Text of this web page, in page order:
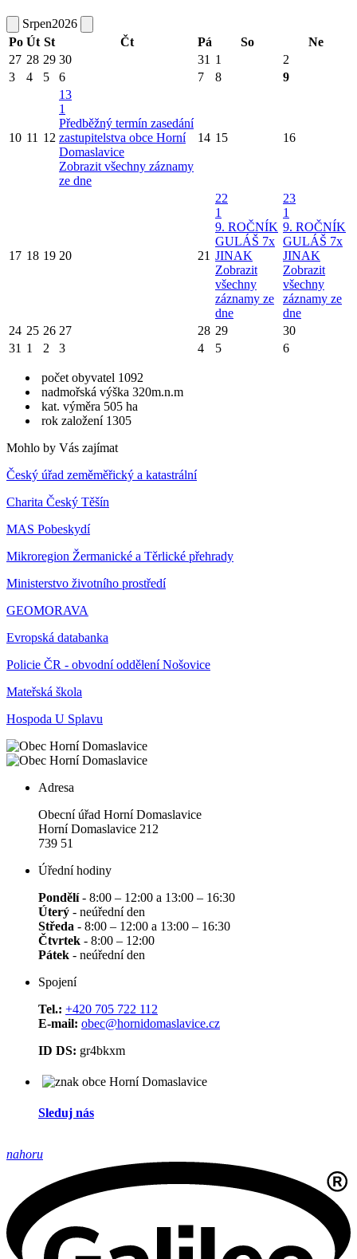
Srpen2026
Po Út St Čt Pá So
Ne
27 28 29 30 31 1
2
3
4 5 6 7 8 9
10 11 12
13
1
Předběžný termín zasedání
zastupitelstva obce Horní
Domaslavice
Zobrazit všechny záznamy
ze dne
14 15 16
17 18 19 20 21
22
1
9. ROČNÍK
GULÁŠ 7x
JINAK
Zobrazit
všechny
záznamy ze
dne
23
1
9. ROČNÍK
GULÁŠ 7x
JINAK
Zobrazit
všechny
záznamy ze
dne
24 25 26 27 28 29
30
31 1 2 3 4 5 6
počet obyvatel 1092
nadmořská výška 320m.n.m
kat. výměra 505 ha
rok založení 1305
Mohlo by Vás zajímat
Český úřad zeměměřický a katastrální
Charita Český Těšín
MAS Pobeskydí
Mikroregion Žermanické a Těrlické přehrady
Ministerstvo životního prostředí
GEOMORAVA
Evropská databanka
Policie ČR - obvodní oddělení Nošovice
Mateřská škola
Hospoda U Splavu
Adresa
Obecní úřad Horní Domaslavice
Horní Domaslavice 212
739 51
Úřední hodiny
Pondělí- 8:00 – 12:00 a 13:00 – 16:30
Úterý - neúřední den
Středa - 8:00 – 12:00 a 13:00 – 16:30
Čtvrtek - 8:00 – 12:00
Pátek - neúřední den
Spojení
Tel.: +420 705 722 112
E-mail: obec@hornidomaslavice.cz
ID DS: gr4bkxm
Sleduj nás
nahoru